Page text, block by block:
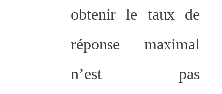
obtenir le taux de
réponse maximal
n’est pas